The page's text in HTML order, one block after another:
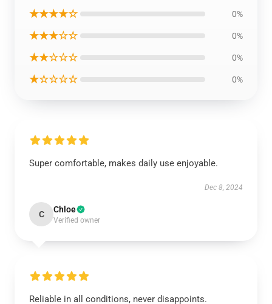
★★★★☆ 0%
★★★☆☆ 0%
★★☆☆☆ 0%
★☆☆☆☆ 0%
Super comfortable, makes daily use enjoyable.
Dec 8, 2024
C Chloe
Verified owner
Reliable in all conditions, never disappoints.